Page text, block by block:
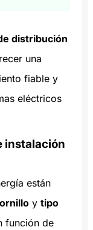
distribución
una
fiable y
eléctricos
instalación
están
y tipo
función de